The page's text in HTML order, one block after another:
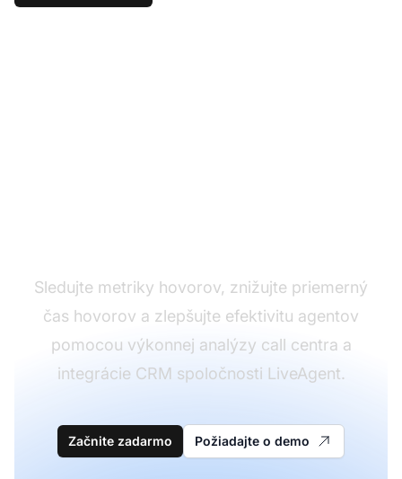
Sledujte metriky hovorov, znižujte priemerný
čas hovorov a zlepšujte efektivitu agentov
pomocou výkonnej analýzy call centra a
integrácie CRM spoločnosti LiveAgent.
Začnite zadarmo Požiadajte o demo